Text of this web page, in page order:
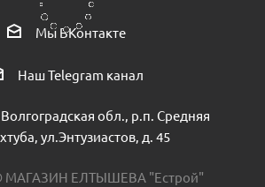
Есть в наличии (6)
Мы ВКонтакте
Наш Telegram канал
обл., р.п. Средняя
ул.Энтузиастов, д. 45
МАГАЗИН ЕЛТЫШЕВА "Естрой"